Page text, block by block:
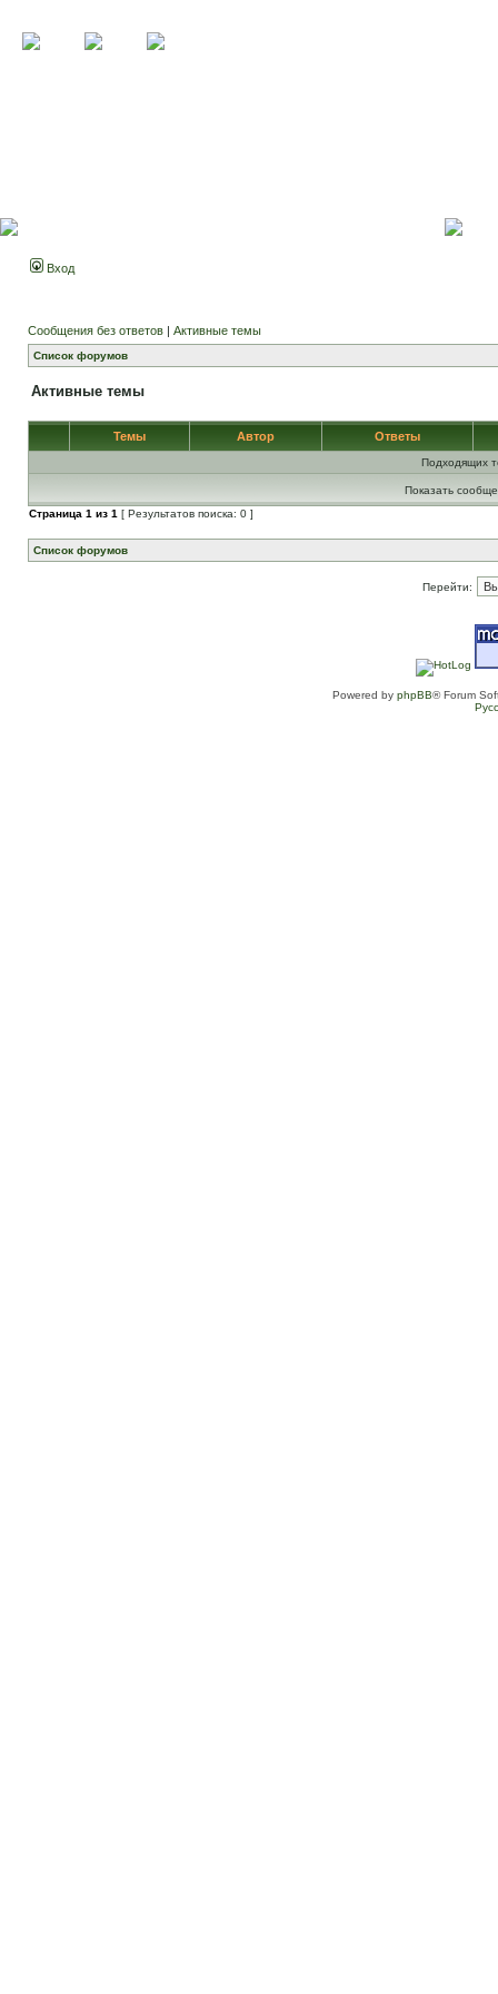
Вход
Сообщения без ответов | Активные темы
Список форумов
Активные темы
Темы Автор Ответы
Подходящих
Показать
Страница 1 из 1 [ Результатов поиска: 0 ]
Список форумов
Перейти:
Powered by phpBB® Forum